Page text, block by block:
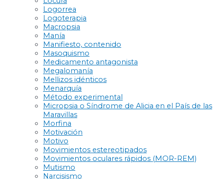
Logorrea
Logoterapia
Macropsia
Manía
Manifiesto, contenido
Masoquismo
Medicamento antagonista
Megalomanía
Mellizos idénticos
Menarquía
Método experimental
Micropsia o Síndrome de Alicia en el País de las
Maravillas
Morfina
Motivación
Motivo
Movimientos estereotipados
Movimientos oculares rápidos (MOR-REM)
Mutismo
Narcisismo